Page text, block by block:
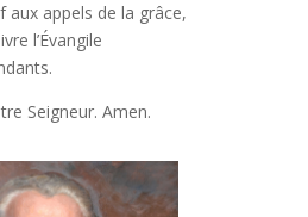
appels de la grâce,
l’Évangile
Seigneur. Amen.